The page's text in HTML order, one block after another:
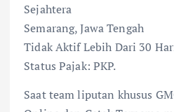
Sejahtera
Semarang, Jawa Tengah
Tidak Aktif Lebih Dari 30
Status Pajak: PKP.
Saat team liputan khusus